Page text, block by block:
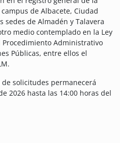
de Albacete, Ciudad
sedes de Almadén y Talavera
medio contemplado en la Ley
Administrativo
Públicas, entre ellos el
solicitudes permanecerá
2026 hasta las 14:00 horas del